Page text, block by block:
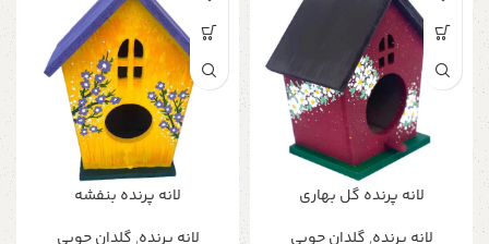
لانه پرنده گل بهاری
لانه پرنده, گلدان چوبی
لانه پرنده بنفشه
لانه پرنده, گلدان چوبی